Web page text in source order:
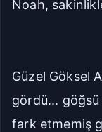
Noah,
Güzel Göksel
gördü... göğsü
fark etmemiş